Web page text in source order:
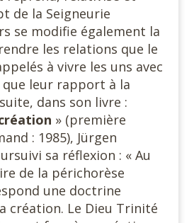
de la Seigneurie
se modifie également la
les relations que le
à vivre les uns avec
que leur rapport à la
dans son livre :
» (première
: 1985), Jürgen
sa réflexion : « Au
de la périchorèse
une doctrine
création. Le Dieu Trinité